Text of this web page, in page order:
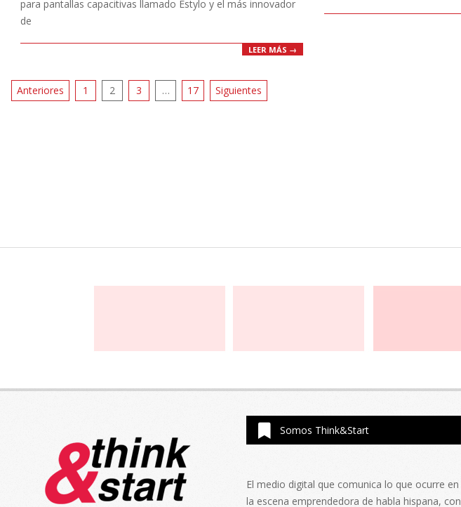
para pantallas capacitivas llamado Estylo y el más innovador
de
LEER MÁS →
Paginación
Anteriores 1 2 3 … 17 Siguientes
Somos Think&Start
El medio digital que comunica lo que ocurre en
la escena emprendedora de habla hispana, con